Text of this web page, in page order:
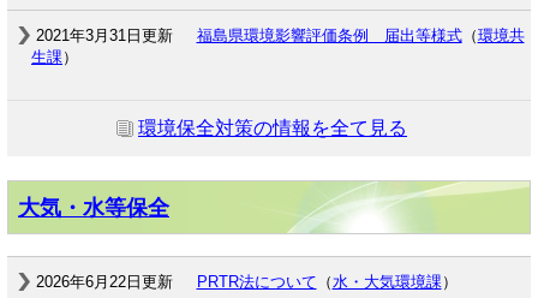
2021年3月31日更新 福島県環境影響評価条例 届出等様式（環境共
生課）
環境保全対策の情報を全て見る
大気・水等保全
2026年6月22日更新 PRTR法について （水・大気環境課 ）